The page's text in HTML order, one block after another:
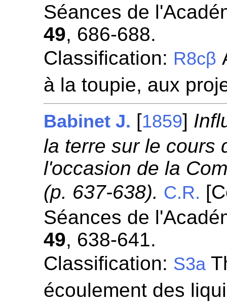
Séances de
49, 686-688.
Classification: R8cβ
à la toupie, aux
Babinet J. [1859]
la terre sur le cours
l'occasion de la
(p. 637-638). C.R.
Séances de
49, 638-641.
Classification: S3a
écoulement des